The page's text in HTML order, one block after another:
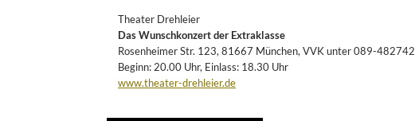
Theater Drehleier
Das Wunschkonzert der Extraklasse
Rosenheimer Str. 123, 81667 München, VVK unter 089-482742
Beginn: 20.00 Uhr, Einlass: 18.30 Uhr
www.theater-drehleier.de